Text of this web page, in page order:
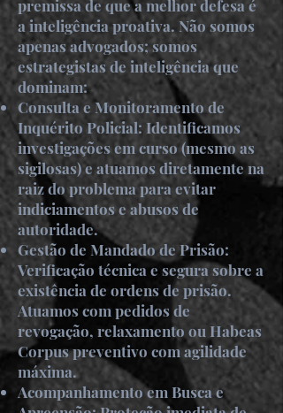
premissa de que a melhor defesa é
a inteligência proativa. Não somos
apenas advogados; somos
estrategistas de inteligência que
dominam:
Consulta e Monitoramento de
Inquérito Policial: Identificamos
investigações em curso (mesmo as
sigilosas) e atuamos diretamente na
raiz do problema para evitar
indiciamentos e abusos de
autoridade.
Gestão de Mandado de Prisão:
Verificação técnica e segura sobre a
existência de ordens de prisão.
Atuamos com pedidos de
revogação, relaxamento ou Habeas
Corpus preventivo com agilidade
máxima.
Acompanhamento em Busca e